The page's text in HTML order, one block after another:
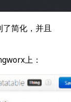
简化，并且
上：